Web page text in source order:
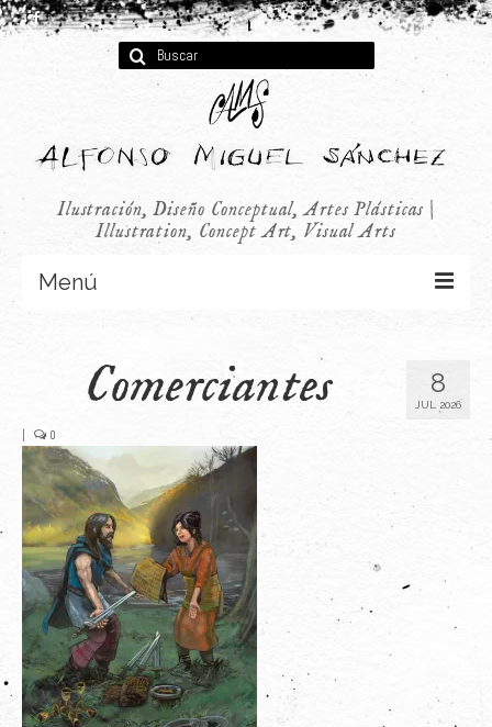
Buscar
por:
Ilustración, Diseño Conceptual, Artes Plásticas |
Illustration, Concept Art, Visual Arts
Menú
Infantil
Audiovisual
Publicidad
Últimos Proyectos
Sobre el Autor
Clientes
Adquiere su Obra
8
JUL 2026
Comerciantes
| 0